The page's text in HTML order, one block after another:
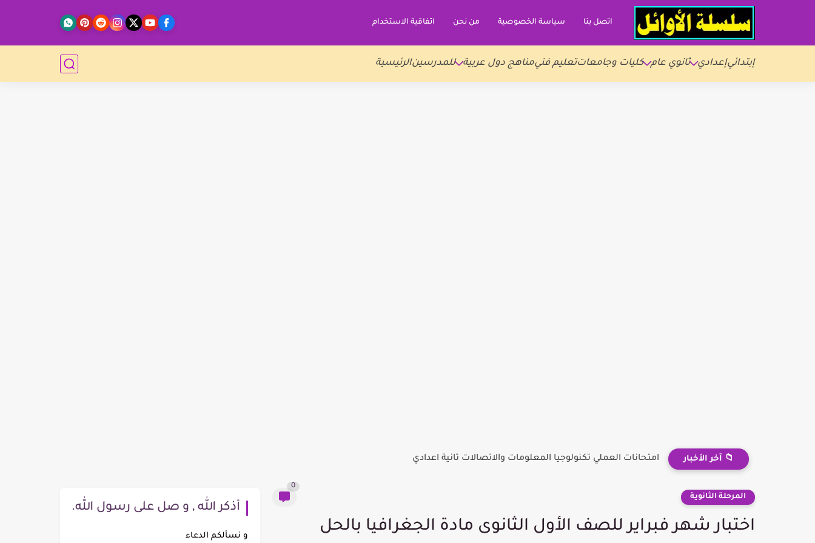
اتصل بنا سياسة الخصوصية من نحن اتفاقية الاستخدام
إبتدائيإعدادي ثانوي عام كليات وجامعاتتعليم فنيمناهج دول عربية للمدرسينالرئيسية
📁 آخر الأخبار امتحانات العملي تكنولوجيا المعلومات والاتصالات تانية اعدادي
المرحلة الثانوية
0
اختبار شهر فبراير للصف الأول الثانوى مادة الجغرافيا بالحل
أذكر الله , و صل على رسول الله.
و نسألكم الدعاء